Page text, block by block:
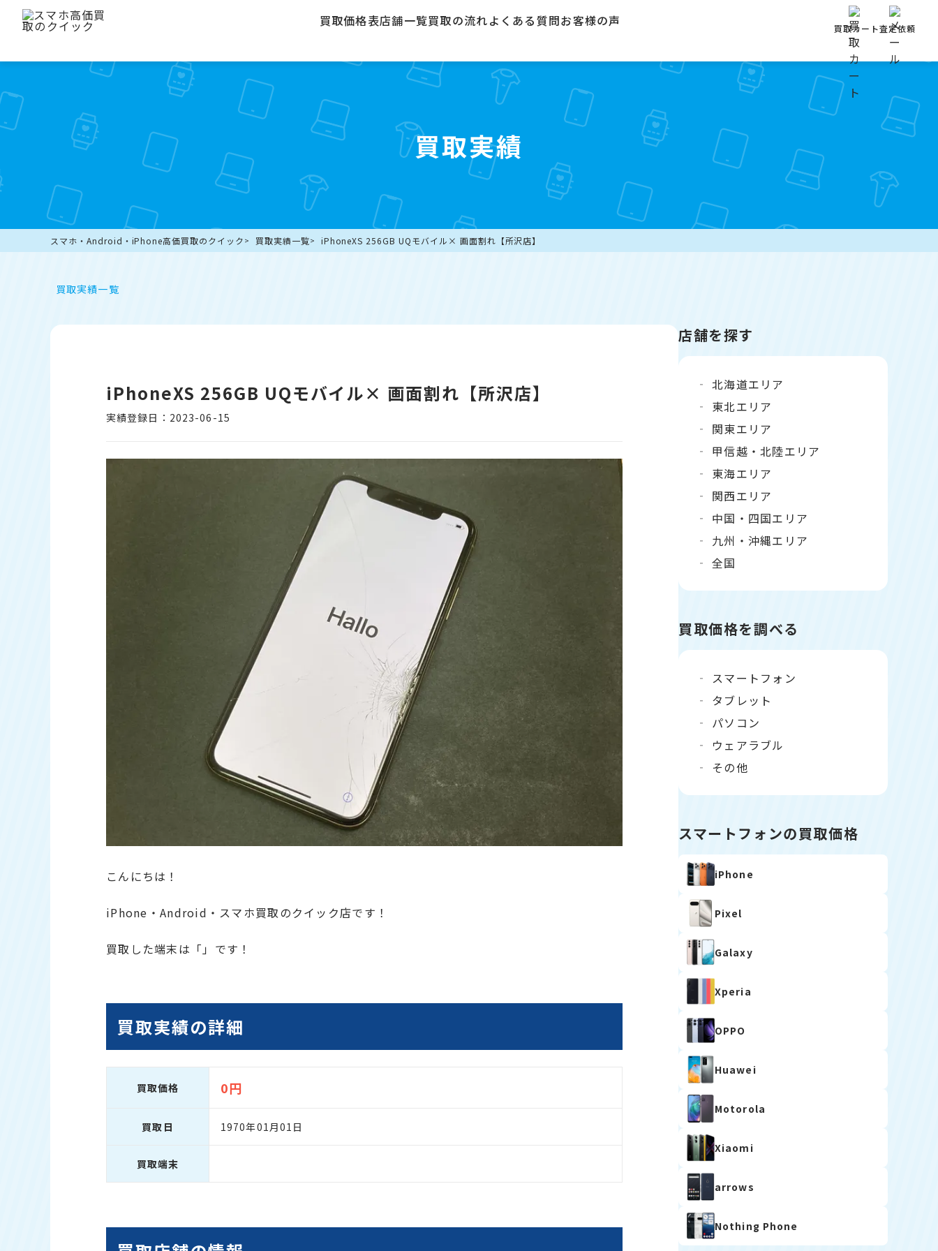
買取価格表店舗一覧買取の流れよくある質問お客様の声 買取カート査定依頼
買取実績
スマホ・Android・iPhone高価買取のクイック 買取実績一覧 iPhoneXS 256GB UQモバイル× 画面割れ【所沢店】
買取実績一覧
iPhoneXS 256GB UQモバイル× 画面割れ【所沢店】
実績登録日：2023-06-15
こんにちは！
iPhone・Android・スマホ買取のクイック店です！
買取した端末は「」です！
買取実績の詳細
買取価格 0円
買取日 1970年01月01日
買取端末
店舗を探す
北海道エリア
東北エリア
関東エリア
甲信越・北陸エリア
東海エリア
関西エリア
中国・四国エリア
九州・沖縄エリア
全国
買取価格を調べる
スマートフォン
タブレット
パソコン
ウェアラブル
その他
スマートフォンの買取価格
iPhone
Pixel
Galaxy
Xperia
OPPO
Huawei
Motorola
Xiaomi
arrows
Nothing Phone